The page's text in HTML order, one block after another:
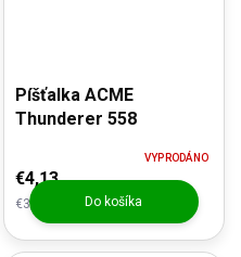
Píšťalka ACME
Thunderer 558
€3,41 bez DPH
€4,13
VYPRODÁNO
Do košíka